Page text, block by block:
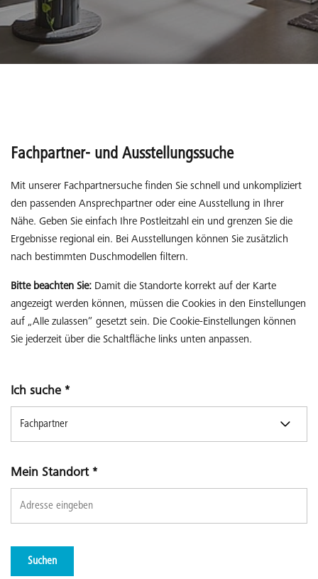
Fachpartner- und Ausstellungssuche
Mit unserer Fachpartnersuche finden Sie schnell und unkompliziert
den passenden Ansprechpartner oder eine Ausstellung in Ihrer
Nähe. Geben Sie einfach Ihre Postleitzahl ein und grenzen Sie die
Ergebnisse regional ein. Bei Ausstellungen können Sie zusätzlich
nach bestimmten Duschmodellen filtern.
Bitte beachten Sie: Damit die Standorte korrekt auf der Karte
angezeigt werden können, müssen die Cookies in den Einstellungen
auf „Alle zulassen“ gesetzt sein. Die Cookie-Einstellungen können
Sie jederzeit über die Schaltfläche links unten anpassen.
Ich suche *
Mein Standort *
Suchen